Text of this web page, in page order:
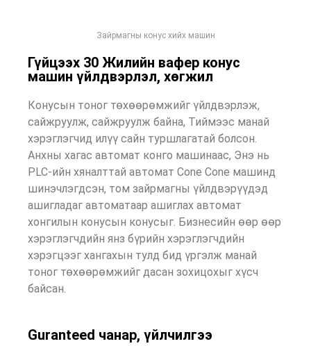
Зайрмагны конус хийх машин
Гүйцээх 30 Жилийн вафер конус
машин үйлдвэрлэл, хөгжил
Конусын тоног төхөөрөмжийг үйлдвэрлэж,
сайжруулж, сайжруулж байна, Тиймээс манай
хэрэглэгчид илүү сайн туршлагатай болсон.
Анхны хагас автомат конго машинаас, Энэ нь
PLC-ийн хяналттай автомат Cone Cone машинд
шинэчлэгдсэн, том зайрмагны үйлдвэрүүдэд
ашигладаг автоматаар ашиглах автомат
хонгилын конусын конусыг. Бизнесийн өөр өөр
хэрэглэгчдийн янз бүрийн хэрэглэгчдийн
хэрэгцээг хангахын тулд бид үргэлж манай
тоног төхөөрөмжийг дасан зохицохыг хүсч
байсан.
Guranteed чанар, үйлчилгээ